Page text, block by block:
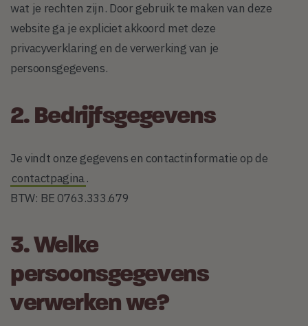
wat je rechten zijn. Door gebruik te maken van deze
website ga je expliciet akkoord met deze
privacyverklaring en de verwerking van je
persoonsgegevens.
2. Bedrijfsgegevens
Je vindt onze gegevens en contactinformatie op de
contactpagina.
BTW: BE 0763.333.679
3. Welke
persoonsgegevens
verwerken we?